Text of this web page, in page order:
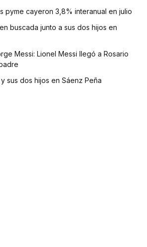
pyme cayeron 3,8% interanual en julio
buscada junto a sus dos hijos en
Messi: Lionel Messi llegó a Rosario
sus dos hijos en Sáenz Peña